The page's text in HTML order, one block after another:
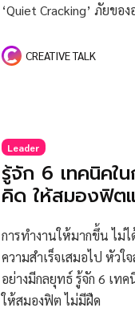
‘Quiet Cracking’ ภัยขอ
CREATIVE TALK
Leader
รู้จัก 6 เทคนิคใ
คิด ให้สมองฟิต
การทำงานให้มากขึ้น ไม่
ความสำเร็จเสมอไป หัวใ
อย่างมีกลยุทธ์ รู้จัก 6 เท
ให้สมองฟิต ไม่มีฝืด